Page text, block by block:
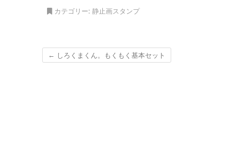
カテゴリー: 静止画スタンプ
← しろくまくん。もくもく基本セット